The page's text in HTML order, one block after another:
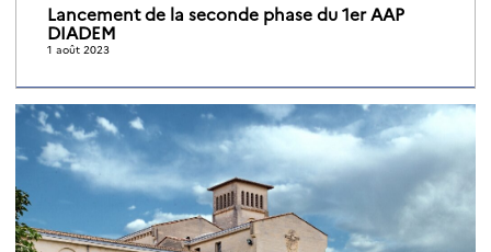
Lancement de la seconde phase du 1er AAP
DIADEM
1 août 2023